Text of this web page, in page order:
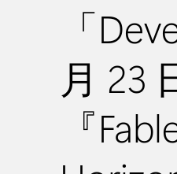
「
月 23
『